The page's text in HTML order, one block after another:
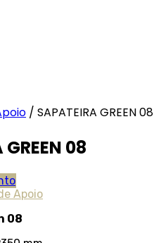
/ SAPATEIRA GREEN 08
08
Apoio
08